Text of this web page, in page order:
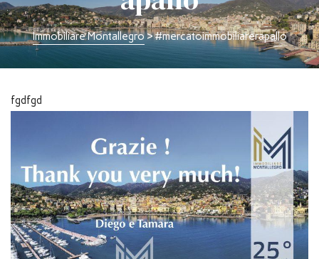
Immobiliare Montallegro>#mercatoimmobiliarerapallo
fgdfgd